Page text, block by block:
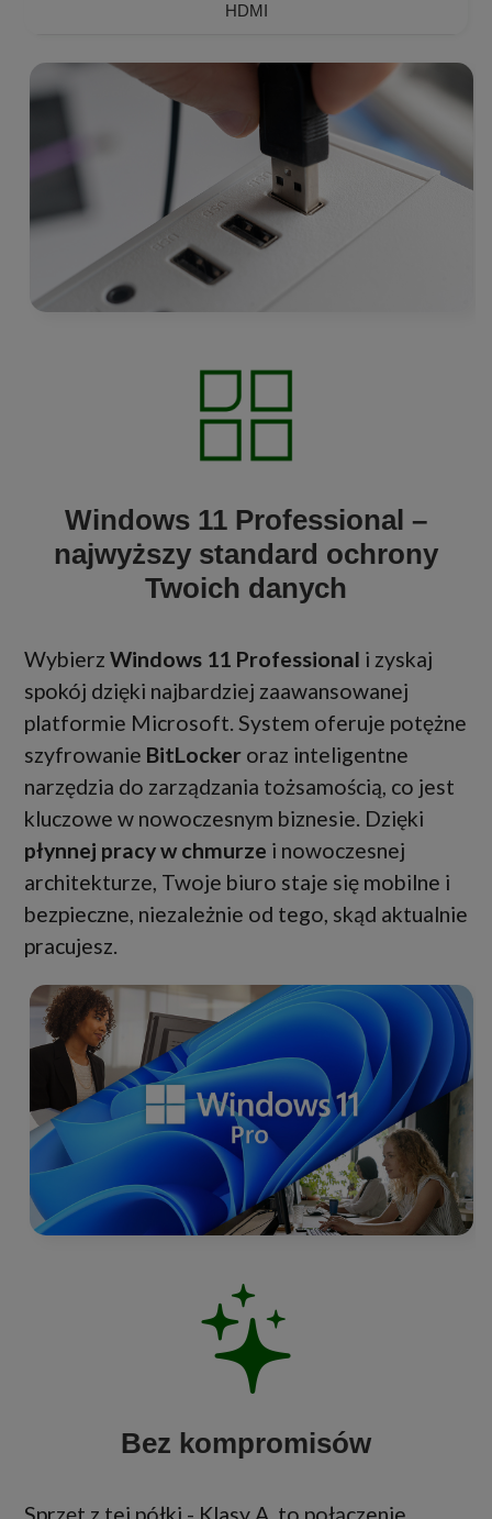
HDMI
Windows 11 Professional –
najwyższy standard ochrony
Twoich danych
Wybierz Windows 11 Professional i zyskaj
spokój dzięki najbardziej zaawansowanej
platformie Microsoft. System oferuje potężne
szyfrowanie BitLocker oraz inteligentne
narzędzia do zarządzania tożsamością, co jest
kluczowe w nowoczesnym biznesie. Dzięki
płynnej pracy w chmurze i nowoczesnej
architekturze, Twoje biuro staje się mobilne i
bezpieczne, niezależnie od tego, skąd aktualnie
pracujesz.
Bez kompromisów
Sprzęt z tej półki - Klasy A, to połączenie